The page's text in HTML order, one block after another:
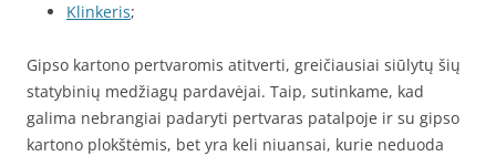
Klinkeris;
Gipso kartono pertvaromis atitverti, greičiausiai siūlytų šių
statybinių medžiagų pardavėjai. Taip, sutinkame, kad
galima nebrangiai padaryti pertvaras patalpoje ir su gipso
kartono plokštėmis, bet yra keli niuansai, kurie neduoda